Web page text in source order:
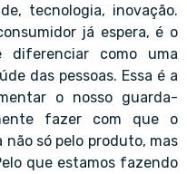
tecnologia, inovação.
já espera, é o
como uma
das pessoas. Essa é a
o nosso guarda-
fazer com que o
só pelo produto, mas
que estamos fazendo